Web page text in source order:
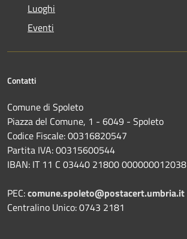
Luoghi
Eventi
Contatti
Comune di Spoleto
Piazza del Comune, 1 - 6049 - Spoleto
Codice Fiscale: 00316820547
Partita IVA: 00315600544
IBAN: IT 11 C 03440 21800 000000012038
PEC:comune.spoleto@postacert.umbria.it
Centralino Unico: 0743 2181